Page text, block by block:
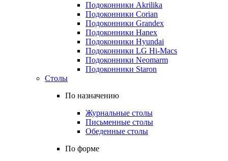
Подоконники Akrilika
Подоконники Corian
Подоконники Grandex
Подоконники Hanex
Подоконники Hyundai
Подоконники LG Hi-Macs
Подоконники Neomarm
Подоконники Staron
Столы
По назначению
Журнальные столы
Письменные столы
Обеденные столы
По форме